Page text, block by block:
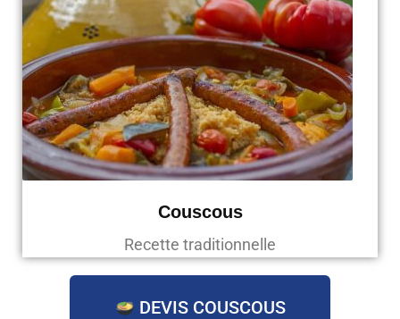
Couscous
Recette traditionnelle
DEVIS COUSCOUS